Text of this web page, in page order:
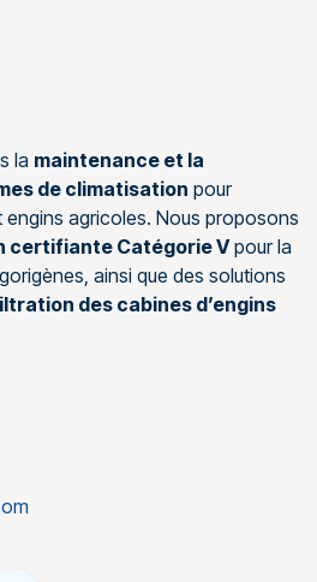
la maintenance et la
de climatisation pour
engins agricoles. Nous proposons
certifiante Catégorie Vpour la
ainsi que des solutions
des cabines d’engins